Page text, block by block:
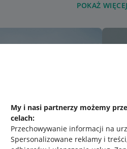
My i nasi partnerzy możemy
celach:
Przechowywanie informacji na
Spersonalizowane reklamy i
POKAŻ WIĘCEJ